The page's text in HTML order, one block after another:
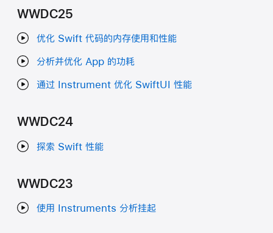
WWDC25
优化 Swift 代码的内存使用和性能
分析并优化 App 的功耗
通过 Instrument 优化 SwiftUI 性能
WWDC24
探索 Swift 性能
WWDC23
使用 Instruments 分析挂起